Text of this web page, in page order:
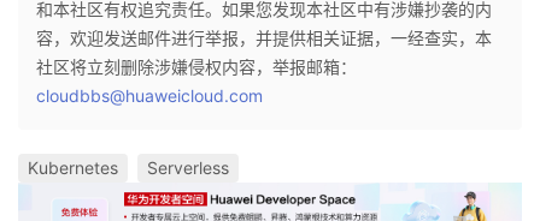
和本社区有权追究责任。如果您发现本社区中有涉嫌抄袭的内
容，欢迎发送邮件进行举报，并提供相关证据，一经查实，本
社区将立刻删除涉嫌侵权内容，举报邮箱：
cloudbbs@huaweicloud.com
Kubernetes Serverless